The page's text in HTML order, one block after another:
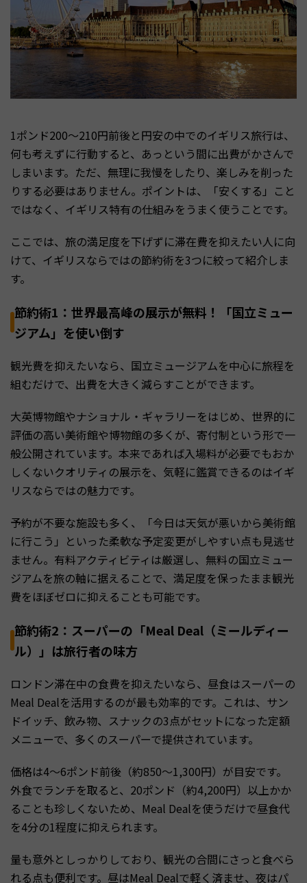
1ポンド200〜210円前後と円安の中でのイギリス旅行は、
何も考えずに行動すると、あっという間に出費がかさんで
しまいます。ただ、無理に我慢をしたり、楽しみを削った
りする必要はありません。ポイントは、「安くする」こと
ではなく、イギリス特有の仕組みをうまく使うことです。
ここでは、旅の満足度を下げずに滞在費を抑えたい人に向
けて、イギリスならではの節約術を3つに絞って紹介しま
す。
節約術1：世界最高峰の展示が無料！「国立ミュー
ジアム」を使い倒す
観光費を抑えたいなら、国立ミュージアムを中心に旅程を
組むだけで、出費を大きく減らすことができます。
大英博物館やナショナル・ギャラリーをはじめ、世界的に
評価の高い美術館や博物館の多くが、寄付制という形で一
般公開されています。本来であれば入場料が必要でもおか
しくないクオリティの展示を、気軽に鑑賞できるのはイギ
リスならではの魅力です。
予約が不要な施設も多く、「今日は天気が悪いから美術館
に行こう」といった柔軟な予定変更がしやすい点も見逃せ
ません。有料アクティビティは厳選し、無料の国立ミュー
ジアムを旅の軸に据えることで、満足度を保ったまま観光
費をほぼゼロに抑えることも可能です。
節約術2：スーパーの「Meal Deal（ミールディー
ル）」は旅行者の味方
ロンドン滞在中の食費を抑えたいなら、昼食はスーパーの
Meal Dealを活用するのが最も効率的です。これは、サン
ドイッチ、飲み物、スナックの3点がセットになった定額
メニューで、多くのスーパーで提供されています。
価格は4〜6ポンド前後（約850〜1,300円）が目安です。
外食でランチを取ると、20ポンド（約4,200円）以上かか
ることも珍しくないため、Meal Dealを使うだけで昼食代
を4分の1程度に抑えられます。
量も意外としっかりしており、観光の合間にさっと食べら
れる点も便利です。昼はMeal Dealで軽く済ませ、夜はパ